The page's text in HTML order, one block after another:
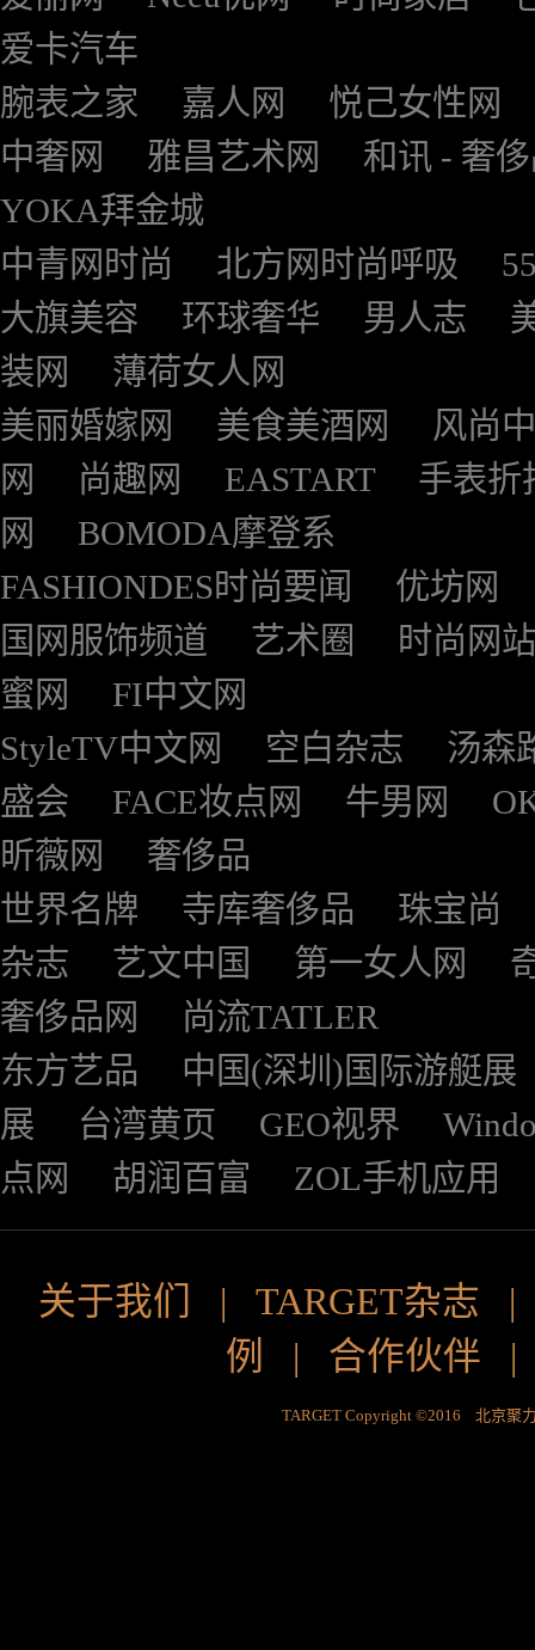
爱卡汽车
腕表之家
嘉人网
悦己女性网
中奢网
雅昌艺术网
和讯 - 奢
YOKA拜金城
中青网时尚
北方网时尚呼吸
大旗美容
环球奢华 男人志
装网
薄荷女人网
美丽婚嫁网
美食美酒网
风尚
网
尚趣网 EASTART
手表折
网
BOMODA摩登系
FASHIONDES时尚要闻
优坊网
国网服饰频道
艺术圈
时尚网站
蜜网
FI中文网
StyleTV中文网
空白杂志
汤森
盛会
FACE妆点网 牛男网
昕薇网
奢侈品
世界名牌
寺库奢侈品
珠宝尚
杂志
艺文中国 第一女人网
奢侈品网
尚流TATLER
东方艺品
中国(深圳)国际游艇展
展
台湾黄页 GEO视界
点网
胡润百富 ZOL手机应用
关于我们 | TARGET杂志
例
| 合作伙伴
TARGET Copyright ©2016 北京聚